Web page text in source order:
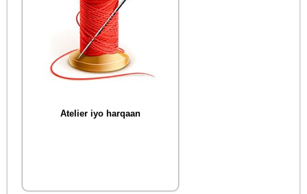
Atelier iyo harqaan